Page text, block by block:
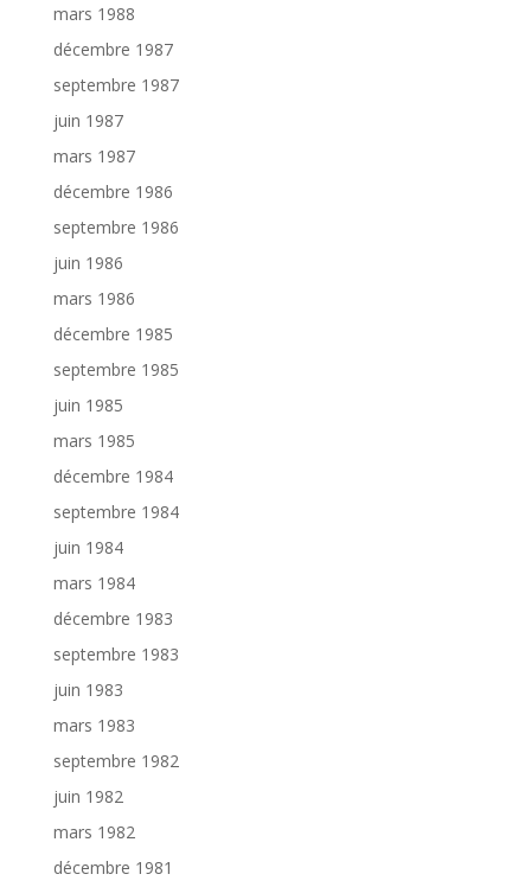
mars 1988
décembre 1987
septembre 1987
juin 1987
mars 1987
décembre 1986
septembre 1986
juin 1986
mars 1986
décembre 1985
septembre 1985
juin 1985
mars 1985
décembre 1984
septembre 1984
juin 1984
mars 1984
décembre 1983
septembre 1983
juin 1983
mars 1983
septembre 1982
juin 1982
mars 1982
décembre 1981